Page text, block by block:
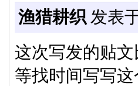
渔猎耕织发表
这次写发的贴
等找时间写写